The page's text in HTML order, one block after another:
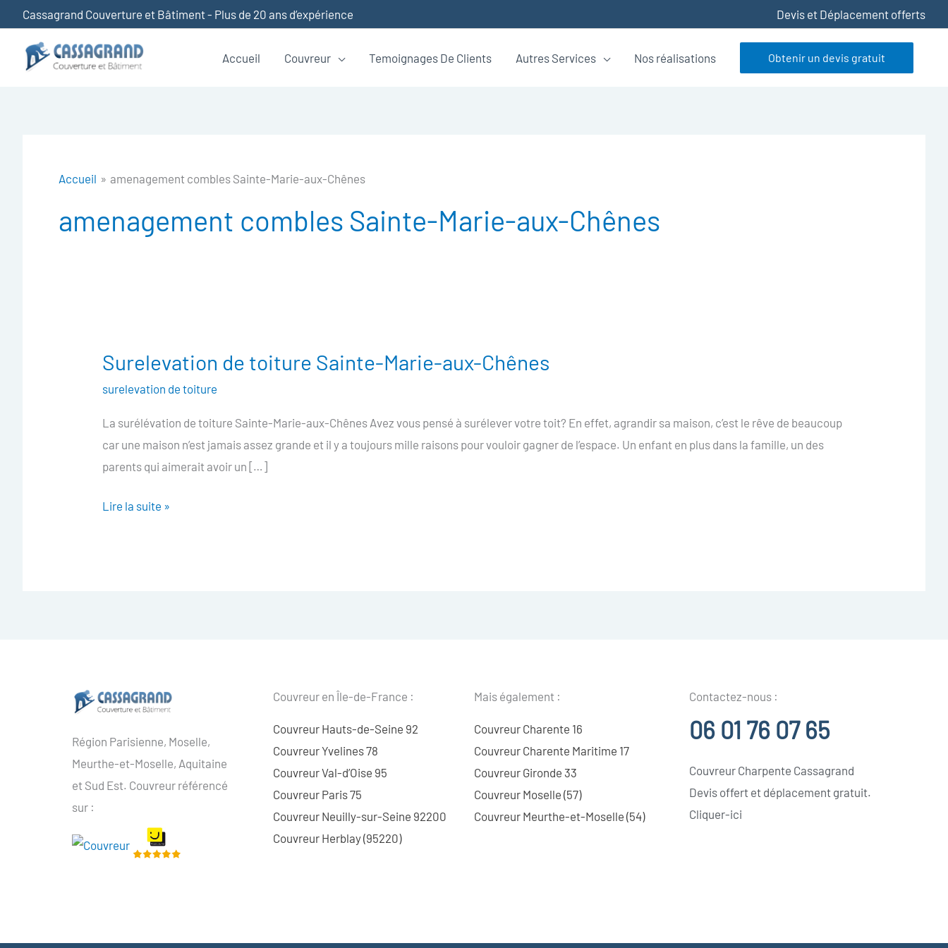
au
contenu
Cassagrand Couverture et Bâtiment - Plus de 20 ans d’expérience Devis et Déplacement offerts
Accueil Couvreur Temoignages De Clients Autres Services Nos réalisations Obtenir un devis gratuit
Accueil amenagement combles Sainte-Marie-aux-Chênes
amenagement combles Sainte-Marie-aux-Chênes
Surelevation de toiture Sainte-Marie-aux-Chênes
surelevation de toiture
La surélévation de toiture Sainte-Marie-aux-Chênes Avez vous pensé à surélever votre toit? En effet, agrandir sa maison, c’est le rêve de beaucoup
car une maison n’est jamais assez grande et il y a toujours mille raisons pour vouloir gagner de l’espace. Un enfant en plus dans la famille, un des
parents qui aimerait avoir un […]
Surelevation
Sainte-
Marie-
aux-
Lire la suite »
Région Parisienne, Moselle,
Meurthe-et-Moselle, Aquitaine
et Sud Est. Couvreur référencé
sur :
Couvreur en Île-de-France :
Couvreur Hauts-de-Seine 92
Couvreur Yvelines 78
Couvreur Val-d’Oise 95
Couvreur Paris 75
Couvreur Neuilly-sur-Seine 92200
Couvreur Herblay (95220)
Mais également :
Couvreur Charente 16
Couvreur Charente Maritime 17
Couvreur Gironde 33
Couvreur Moselle (57)
Couvreur Meurthe-et-Moselle (54)
Contactez-nous :
06 01 76 07 65
Couvreur Charpente Cassagrand
Devis offert et déplacement gratuit.
Cliquer-ici